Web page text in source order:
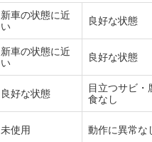
新車の状態に近
い
良好な状態
新車の状態に近
い
良好な状態
良好な状態
目立つサビ・
食なし
未使用 動作に異常な